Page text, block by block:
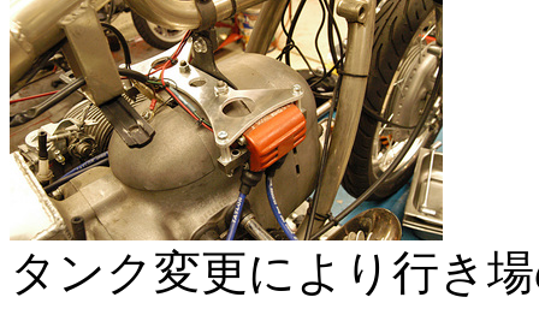
タンク変更により行き